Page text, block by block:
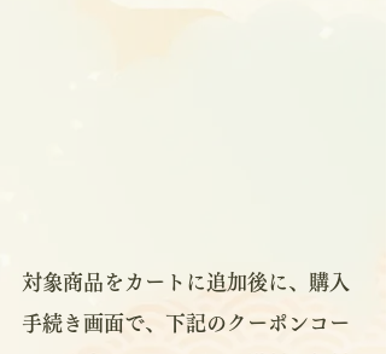
対象商品をカートに追加後に、購入
手続き画面で、下記のクーポンコー